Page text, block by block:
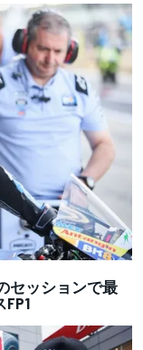
セッションで最